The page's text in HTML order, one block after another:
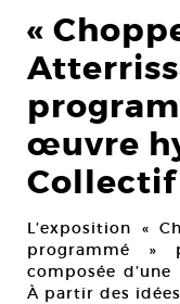
«
œuvre
L’exposition «
programmé »
composée
À partir des